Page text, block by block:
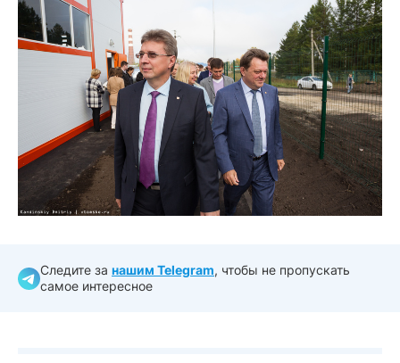
Следите за нашим Telegram, чтобы не пропускать
самое интересное